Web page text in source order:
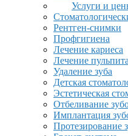
Услуги и
Рентген-снимки
Профгигиена
Лечение кариеса
Лечение
Удаление зуба
Детская
Эстетическая
Отбеливание
Имплантация
Протезирование